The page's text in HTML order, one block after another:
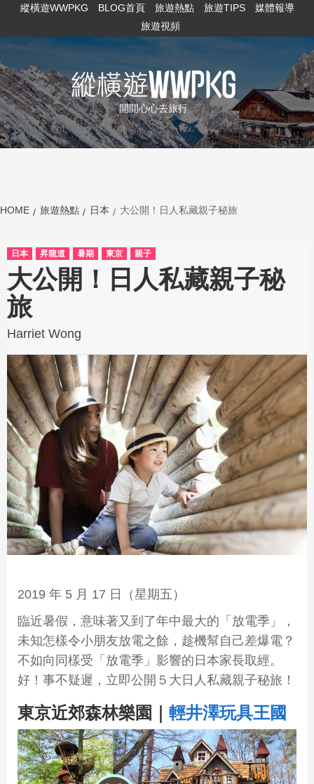
縱橫遊WWPKG BLOG首頁 旅遊熱點 旅遊TIPS
媒體報導
旅遊視頻
開開心心去旅行
HOME 旅遊熱點 日本 大公開！日人私藏親子秘旅
日本 昇龍道 暑期 東京 親子
大公開！日人私藏親子秘
旅
Harriet Wong
2019 年 5 月 17 日（星期五）
臨近暑假，意味著又到了年中最大的「放電季」，
未知怎樣令小朋友放電之餘，趁機幫自己差爆電？
不如向同樣受「放電季」影響的日本家長取經。
好！事不疑遲，立即公開５大日人私藏親子秘旅！
東京近郊森林樂園｜ 輕井澤玩具王國